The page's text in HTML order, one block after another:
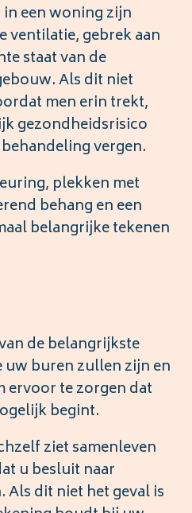
een woning zijn
ventilatie, gebrek aan
staat van de
Als dit niet
men erin trekt,
gezondheidsrisico
vergen.
plekken met
behang en een
belangrijke tekenen
de belangrijkste
buren zullen zijn en
ervoor te zorgen dat
begint.
ziet samenleven
u besluit naar
Als dit niet het geval is